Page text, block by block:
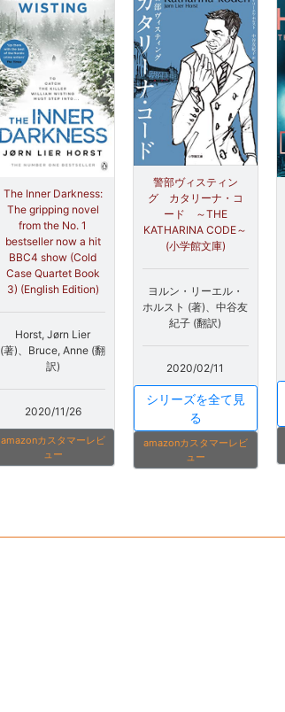
The Inner Darkness:
The gripping novel
from the No. 1
bestseller now a hit
BBC4 show (Cold
Case Quartet Book
3) (English Edition)
Horst, Jørn Lier
(著)、Bruce, Anne (翻
訳)
2020/11/26
amazonカスタマーレビ
ュー
警部ヴィスティン
グ カタリーナ・コ
ード ～THE
KATHARINA CODE～
(小学館文庫)
ヨルン・リーエル・
ホルスト (著)、中谷友
紀子 (翻訳)
2020/02/11
シリーズを全て見
る
amazonカスタマーレビ
ュー